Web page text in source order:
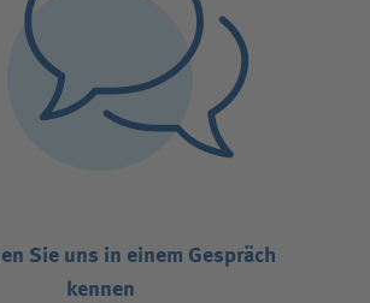
Sie uns in einem Gespräch
kennen